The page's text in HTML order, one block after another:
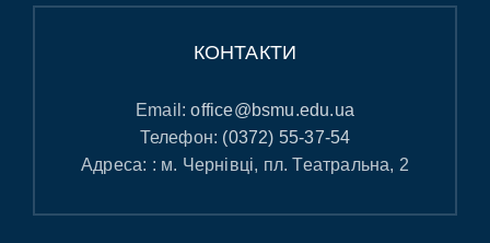
КОНТАКТИ
Email:office@bsmu.edu.ua
Телефон: (0372) 55-37-54
Адреса: : м. Чернівці, пл. Театральна, 2